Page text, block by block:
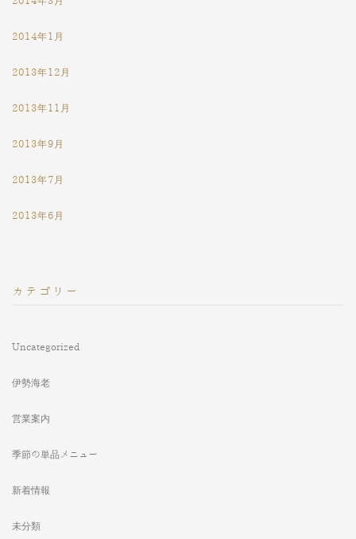
2014年1月
2013年12月
2013年11月
2013年9月
2013年7月
2013年6月
カテゴリー
Uncategorized
伊勢海老
営業案内
季節の単品メニュー
新着情報
未分類